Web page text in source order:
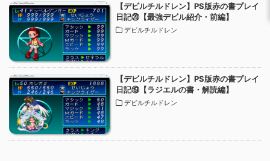
【デビルチルドレン】PS版赤の書プレイ
日記⑳【最強デビル紹介・前編】
デビルチルドレン
【デビルチルドレン】PS版赤の書プレイ
日記⑲【ラジエルの書・解読編】
デビルチルドレン